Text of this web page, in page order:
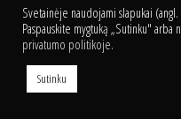
Svetainėje naudojami slapukai
Paspauskite mygtuką „Sutinku"
privatumo politikoje.
Sutinku